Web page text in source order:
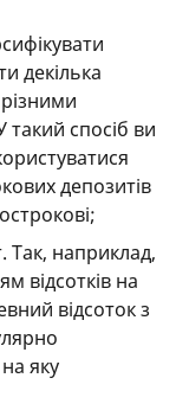
декілька
різними
такий спосіб ви
депозитів
Так, наприклад,
відсотків на
відсоток з
яку